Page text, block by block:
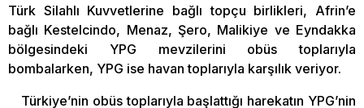
Türk Silahlı Kuvvetlerine bağlı topçu birlikleri, Afrin’e
bağlı Kestelcindo, Menaz, Şero, Malikiye ve Eyndakka
bölgesindeki YPG mevzilerini obüs toplarıyla
bombalarken, YPG ise havan toplarıyla karşılık veriyor.
Türkiye’nin obüs toplarıyla başlattığı harekatın YPG’nin